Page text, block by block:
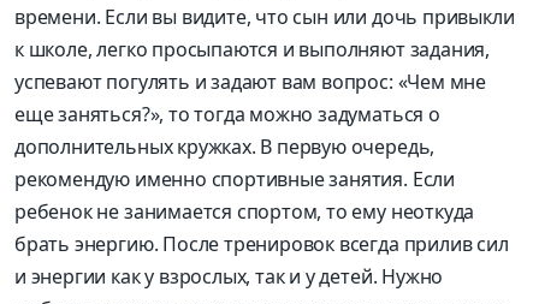
времени. Если вы видите, что сын или дочь привыкли
к школе, легко просыпаются и выполняют задания,
успевают погулять и задают вам вопрос: «Чем мне
еще заняться?», то тогда можно задуматься о
дополнительных кружках. В первую очередь,
рекомендую именно спортивные занятия. Если
ребенок не занимается спортом, то ему неоткуда
брать энергию. После тренировок всегда прилив сил
и энергии как у взрослых, так и у детей. Нужно